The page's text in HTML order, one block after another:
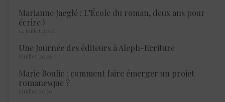
Marianne Jaeglé : L’École du roman, deux ans pour
écrire !
14 juillet 2026
Une Journée des éditeurs à Aleph-Ecriture
5 juillet 2026
Marie Boulic : comment faire émerger un projet
romanesque ?
5 juillet 2026